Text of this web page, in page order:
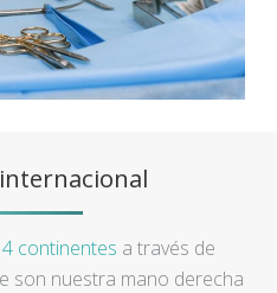
continentes a través de
son nuestra mano derecha